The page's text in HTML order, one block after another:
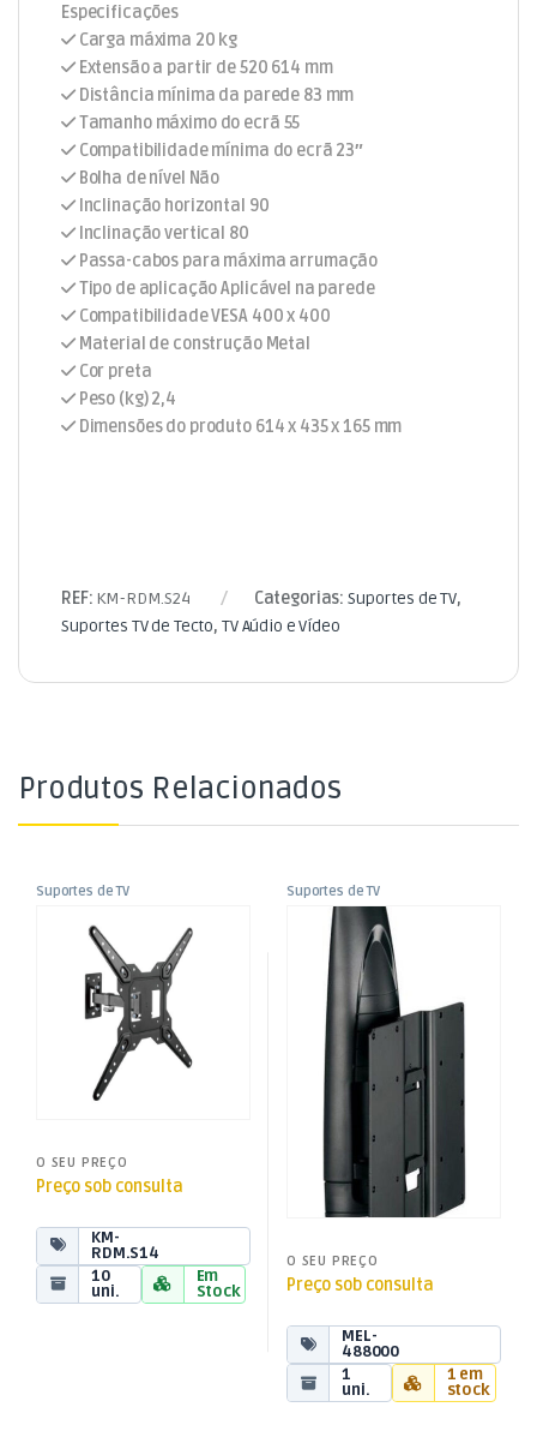
Especificações
Carga máxima 20 kg
Extensão a partir de 520 614 mm
Distância mínima da parede 83 mm
Tamanho máximo do ecrã 55
Compatibilidade mínima do ecrã 23″
Bolha de nível Não
Inclinação horizontal 90
Inclinação vertical 80
Passa-cabos para máxima arrumação
Tipo de aplicação Aplicável na parede
Compatibilidade VESA 400 x 400
Material de construção Metal
Cor preta
Peso (kg) 2,4
Dimensões do produto 614 x 435 x 165 mm
REF: KM-RDM.S24 Categorias: Suportes de TV,
Suportes TV de Tecto, TV Aúdio e Vídeo
Produtos Relacionados
Suportes de TV
TV Aúdio e Vídeo
Articul Vesa 100-400
O SEU PREÇO
Preço sob consulta
KM-
RDM.S14
10
uni.
Em
Stock
Suportes de TV
Suportes TV Inclináveis
TV Aúdio e Vídeo
Suporte LCD/LED 23-40″ 1
Articul Vesa 100-200-Preto
Ghost210
O SEU PREÇO
Preço sob consulta
MEL-
488000
1
uni.
1 em
stock